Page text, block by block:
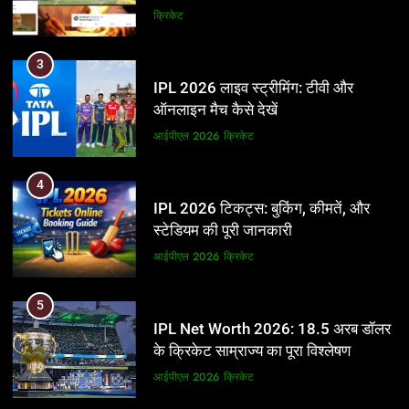
और BCCI पर लगाए गंभीर आरोप
क्रिकेट
3
IPL 2026 लाइव स्ट्रीमिंग: टीवी और
ऑनलाइन मैच कैसे देखें
आईपीएल 2026 क्रिकेट
4
IPL 2026 टिकट्स: बुकिंग, कीमतें, और
स्टेडियम की पूरी जानकारी
आईपीएल 2026 क्रिकेट
5
IPL Net Worth 2026: 18.5 अरब डॉलर
के क्रिकेट साम्राज्य का पूरा विश्लेषण
आईपीएल 2026 क्रिकेट